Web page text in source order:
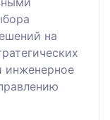
на
инженерное